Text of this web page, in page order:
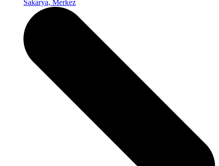
Sakarya, Merkez